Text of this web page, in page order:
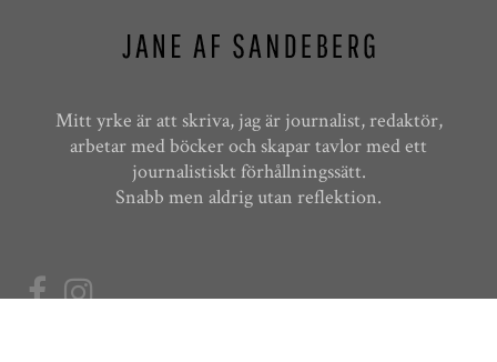
Mitt yrke är att skriva, jag är journalist, redaktör,
arbetar med böcker och skapar tavlor med ett
journalistiskt förhållningssätt.
Snabb men aldrig utan reflektion.